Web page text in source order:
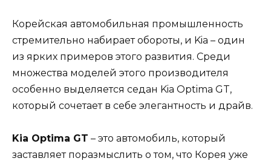
Корейская автомобильная промышленность
стремительно набирает обороты, и Kia – один
из ярких примеров этого развития. Среди
множества моделей этого производителя
особенно выделяется седан Kia Optima GT,
который сочетает в себе элегантность и драйв.
Kia Optima GT – это автомобиль, который
заставляет поразмыслить о том, что Корея уже